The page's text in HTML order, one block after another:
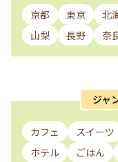
京都 東京 北
山梨
長野 奈
ジャ
カフェ スイーツ
ホテル
ごはん